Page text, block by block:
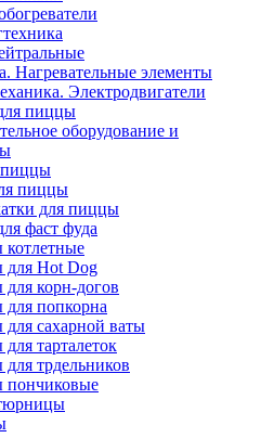
Нагревательные элементы
Электродвигатели
пиццы
оборудование и
пиццы
для пиццы
фаст фуда
для Hot Dog
корн-догов
попкорна
сахарной ваты
тарталеток
трдельников
пончиковые